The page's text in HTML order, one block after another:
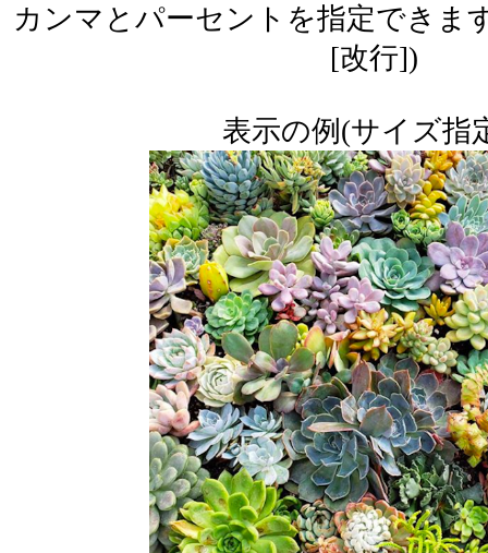
カンマとパーセントを指定できま
[改行])
表示の例(サイズ指